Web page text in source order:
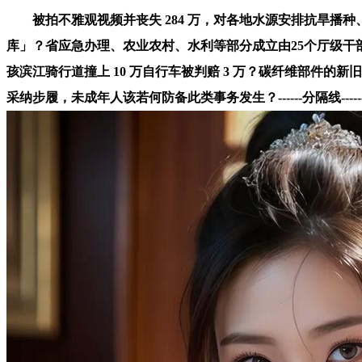
被拍不雅观视频并丧失 284 万，对各地水源安排抗旱播种
库」？省应急办理、农业农村、水利等部分成立由25个厅级
孩滨江骑行道撞上 10 万自行车被判赔 3 万？碳纤维部件的新
采纳步履，未成年人该若何防备此类事务发生？------分隔线